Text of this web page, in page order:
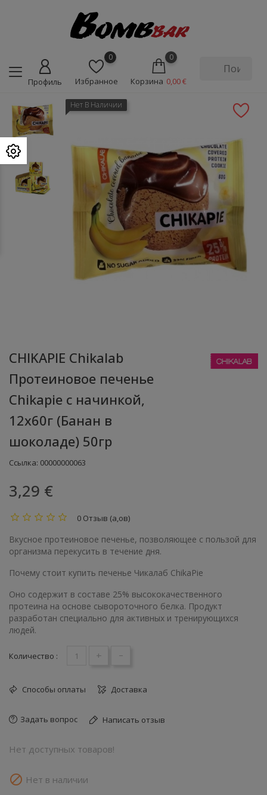
Профиль
0
Избранное
0
Корзина 0,00 €
Нет В Наличии
CHIKAPIE Chikalab
Протеиновое печенье
Chikapie с начинкой,
12x60г (Банан в
шоколаде) 50гр
Ссылка: 00000000063
3,29 €
0 Отзыв (а,ов)
Вкусное протеиновое печенье, позволяющее с пользой для
организма перекусить в течение дня.
Почему стоит купить печенье Чикалаб ChikaPie
Оно содержит в составе 25% высококачественного
протеина на основе сывороточного белка. Продукт
разработан специально для активных и тренирующихся
людей.
Количество : + -
Способы оплаты Доставка
Задать вопрос Написать отзыв
Нет доступных товаров!
 Нет в наличии